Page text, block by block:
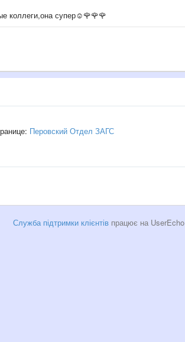
коллеги,она супер☺🌹🌹🌹
Перовский Отдел ЗАГС
Служба підтримки клієнтівпрацює на UserEcho